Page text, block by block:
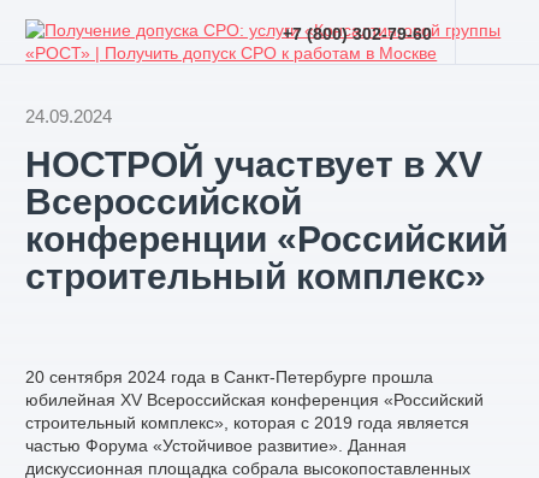
+7 (800) 302-79-60
24.09.2024
НОСТРОЙ участвует в XV
Всероссийской
конференции «Российский
строительный комплекс»
20 сентября 2024 года в Санкт-Петербурге прошла
юбилейная XV Всероссийская конференция «Российский
строительный комплекс», которая с 2019 года является
частью Форума «Устойчивое развитие». Данная
дискуссионная площадка собрала высокопоставленных